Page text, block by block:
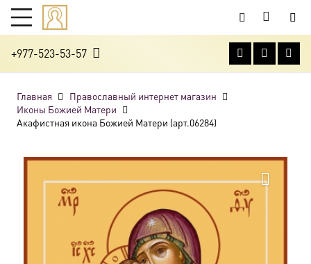
+977-523-53-57
Главная
Православный интернет магазин
Иконы Божией Матери
Акафистная икона Божией Матери (арт.06284)